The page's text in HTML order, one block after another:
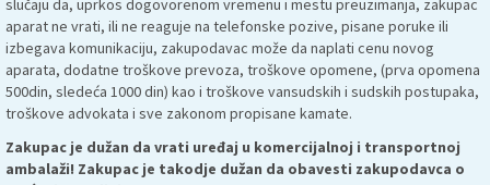
slučaju da, uprkos dogovorenom vremenu i mestu preuzimanja, zakupac
aparat ne vrati, ili ne reaguje na telefonske pozive, pisane poruke ili
izbegava komunikaciju, zakupodavac može da naplati cenu novog
aparata, dodatne troškove prevoza, troškove opomene, (prva opomena
500din, sledeća 1000 din) kao i troškove vansudskih i sudskih postupaka,
troškove advokata i sve zakonom propisane kamate.
Zakupac je dužan da vrati uređaj u komercijalnoj i transportnoj
ambalaži! Zakupac je takodje dužan da obavesti zakupodavca o